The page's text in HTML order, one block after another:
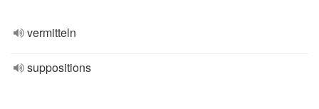
vermitteln
suppositions